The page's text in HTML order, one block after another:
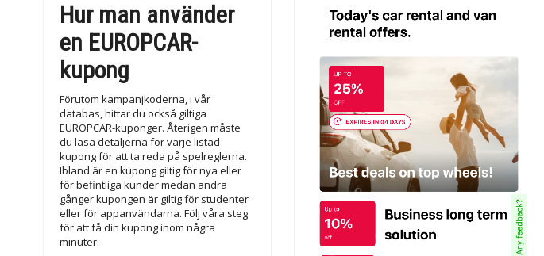
Hur man använder
en EUROPCAR-
kupong
Förutom kampanjkoderna, i vår
databas, hittar du också giltiga
EUROPCAR-kuponger. Återigen måste
du läsa detaljerna för varje listad
kupong för att ta reda på spelreglerna.
Ibland är en kupong giltig för nya eller
för befintliga kunder medan andra
gånger kupongen är giltig för studenter
eller för appanvändarna. Följ våra steg
för att få din kupong inom några
minuter.